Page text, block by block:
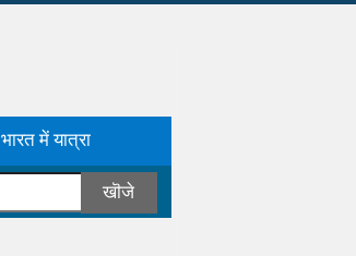
भारत में यात्रा